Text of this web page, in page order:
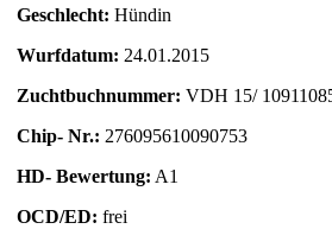
Geschlecht: Hündin
Wurfdatum: 24.01.2015
Zuchtbuchnummer: VDH 15/
Chip- Nr.: 276095610090753
HD- Bewertung: A1
OCD/ED: frei